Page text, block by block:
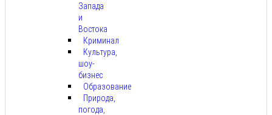
Запада
и
Востока
Криминал
Культура,
шоу-
бизнес
Образование
Природа,
погода,